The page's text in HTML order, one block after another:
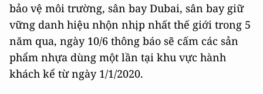
bảo vệ môi trường, sân bay Dubai, sân bay giữ
vững danh hiệu nhộn nhịp nhất thế giới trong 5
năm qua, ngày 10/6 thông báo sẽ cấm các sản
phẩm nhựa dùng một lần tại khu vực hành
khách kể từ ngày 1/1/2020.